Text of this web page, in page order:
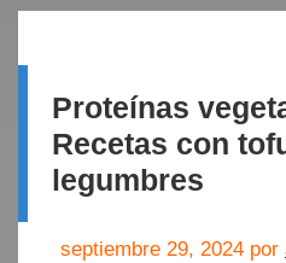
Proteínas
Recetas con
legumbres
septiembre 29, 2024 por